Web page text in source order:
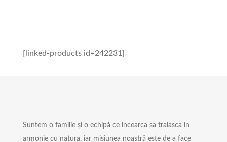
[linked-products id=242231]
Suntem o familie și o echipă ce incearca sa traiasca in
armonie cu natura, iar misiunea noastră este de a face